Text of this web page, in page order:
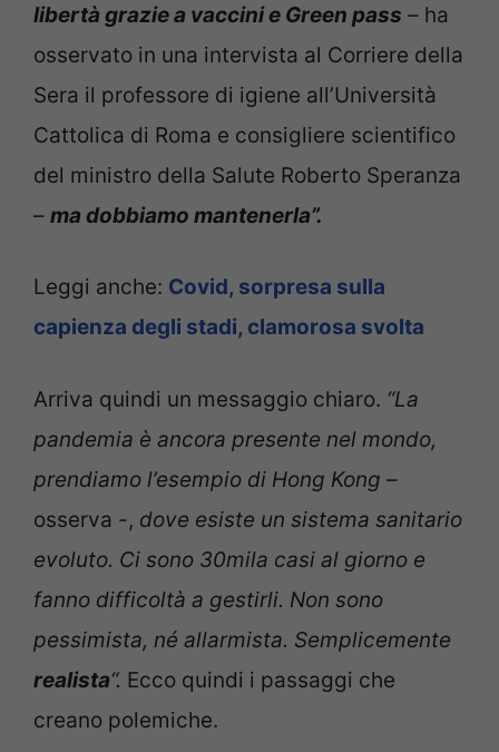
libertà grazie a vaccini e Green pass – ha
osservato in una intervista al Corriere della
Sera il professore di igiene all’Università
Cattolica di Roma e consigliere scientifico
del ministro della Salute Roberto Speranza
– ma dobbiamo mantenerla”.
Leggi anche: Covid, sorpresa sulla
capienza degli stadi, clamorosa svolta
Arriva quindi un messaggio chiaro. “La
pandemia è ancora presente nel mondo,
prendiamo l’esempio di Hong Kong –
osserva -, dove esiste un sistema sanitario
evoluto. Ci sono 30mila casi al giorno e
fanno difficoltà a gestirli. Non sono
pessimista, né allarmista. Semplicemente
realista“. Ecco quindi i passaggi che
creano polemiche.